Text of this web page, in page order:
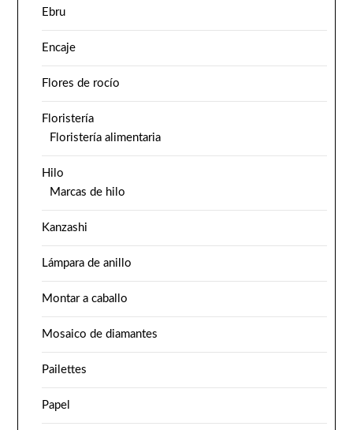
Ebru
Encaje
Flores de rocío
Floristería
Floristería alimentaria
Hilo
Marcas de hilo
Kanzashi
Lámpara de anillo
Montar a caballo
Mosaico de diamantes
Pailettes
Papel